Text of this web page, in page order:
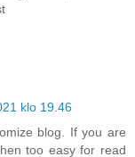
klo 19.46
blog. If you are
too easy for read